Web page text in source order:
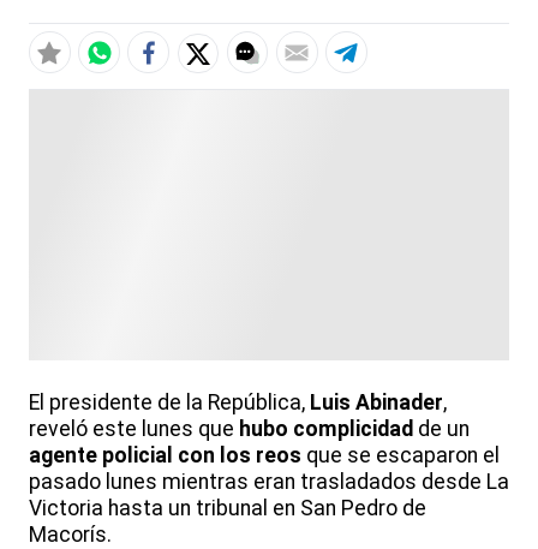
El presidente de la República, Luis Abinader,
reveló este lunes que hubo complicidad de un
agente policial con los reos que se escaparon el
pasado lunes mientras eran trasladados desde La
Victoria hasta un tribunal en San Pedro de
Macorís.